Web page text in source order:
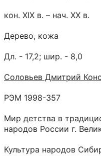
кон. XIX в. – нач. XX в.
Дерево, кожа
Дл. - 17,2; шир. - 8,0
Соловьев Дмитрий
РЭМ 1998-357
Мир детства в
народов России г.
Культура народов